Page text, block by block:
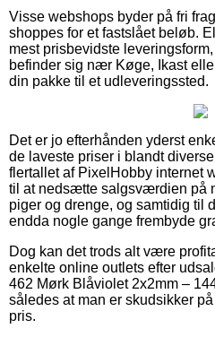
Visse webshops byder på fri
shoppes for et fastslået beløb.
mest prisbevidste
befinder sig nær Køge, Ikast
din pakke til et udleveringssted.
Det er jo efterhånden yderst
de laveste priser i blandt
flertallet af PixelHobby internet
til at nedsætte salgsværdien på
piger og drenge, og samtidig til
endda nogle gange frembyde
Dog kan det trods alt være
enkelte online outlets efter
462 Mørk Blåviolet 2x2mm –
således at man er skudsikker
pris.